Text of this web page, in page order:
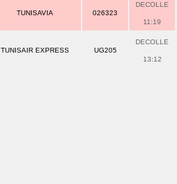
TUNISAVIA 026323
DECOLLE
11:19
TUNISAIR EXPRESS UG205
DECOLLE
13:12